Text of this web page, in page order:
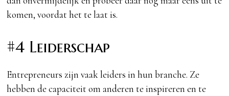
komen, voordat het te laat is.
#4 Leiderschap
Entrepreneurs zijn vaak leiders in hun branche. Ze
hebben de capaciteit om anderen te inspireren en te